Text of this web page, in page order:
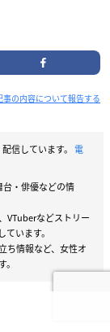
事の内容について報告する
信しています。 電
・俳優などの情
VTuberなどストリー
います。
ち情報など、女性オ